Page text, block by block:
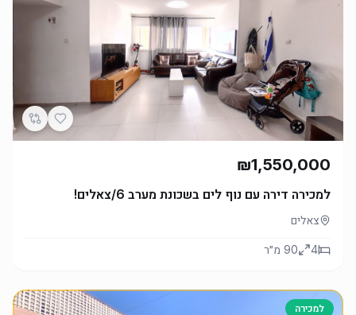
₪1,550,000
למכירה דירה עם נוף לים בשכונת מערב 6/צאלים!
צאלים
4
90 מ״ר
למכירה